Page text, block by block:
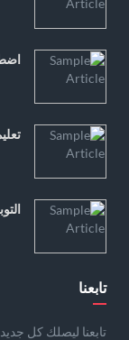
تابعنا
تابعنا ليصلك كل جديد